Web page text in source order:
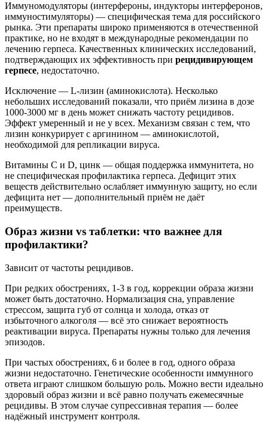
Иммуномодуляторы (интерфероны, индукторы интерферонов,
иммуностимуляторы) — специфическая тема для российского
рынка. Эти препараты широко применяются в отечественной
практике, но не входят в международные рекомендации по
лечению герпеса. Качественных клинических исследований,
подтверждающих их эффективность при рецидивирующем
герпесе, недостаточно.
Исключение — L-лизин (аминокислота). Несколько
небольших исследований показали, что приём лизина в дозе
1000-3000 мг в день может снижать частоту рецидивов.
Эффект умеренный и не у всех. Механизм связан с тем, что
лизин конкурирует с аргинином — аминокислотой,
необходимой для репликации вируса.
Витамины C и D, цинк — общая поддержка иммунитета, но
не специфическая профилактика герпеса. Дефицит этих
веществ действительно ослабляет иммунную защиту, но если
дефицита нет — дополнительный приём не даёт
преимуществ.
Образ жизни vs таблетки: что важнее для
профилактики?
Зависит от частоты рецидивов.
При редких обострениях, 1-3 в год, коррекции образа жизни
может быть достаточно. Нормализация сна, управление
стрессом, защита губ от солнца и холода, отказ от
избыточного алкоголя — всё это снижает вероятность
реактивации вируса. Препараты нужны только для лечения
эпизодов.
При частых обострениях, 6 и более в год, одного образа
жизни недостаточно. Генетические особенности иммунного
ответа играют слишком большую роль. Можно вести идеально
здоровый образ жизни и всё равно получать ежемесячные
рецидивы. В этом случае супрессивная терапия — более
надёжный инструмент контроля.